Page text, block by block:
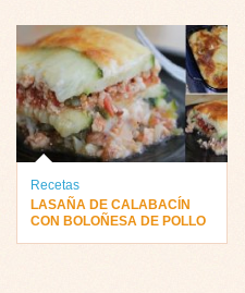
Recetas
LASAÑA DE CALABACÍN
CON BOLOÑESA DE POLLO